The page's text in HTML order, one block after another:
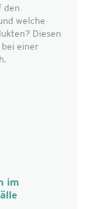
den
welche
Diesen
bei einer
im